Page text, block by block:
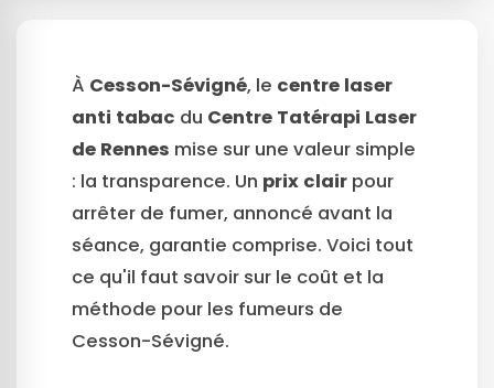
À Cesson-Sévigné, le centre laser
anti tabac du Centre Tatérapi Laser
de Rennes mise sur une valeur simple
: la transparence. Un prix clair pour
arrêter de fumer, annoncé avant la
séance, garantie comprise. Voici tout
ce qu'il faut savoir sur le coût et la
méthode pour les fumeurs de
Cesson-Sévigné.